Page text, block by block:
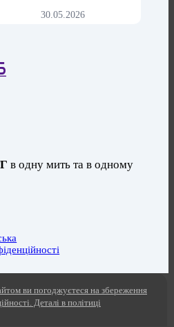
30.05.2026
в одну мить та в одному
ви погоджуєтеся на збереження
Деталі в політиці